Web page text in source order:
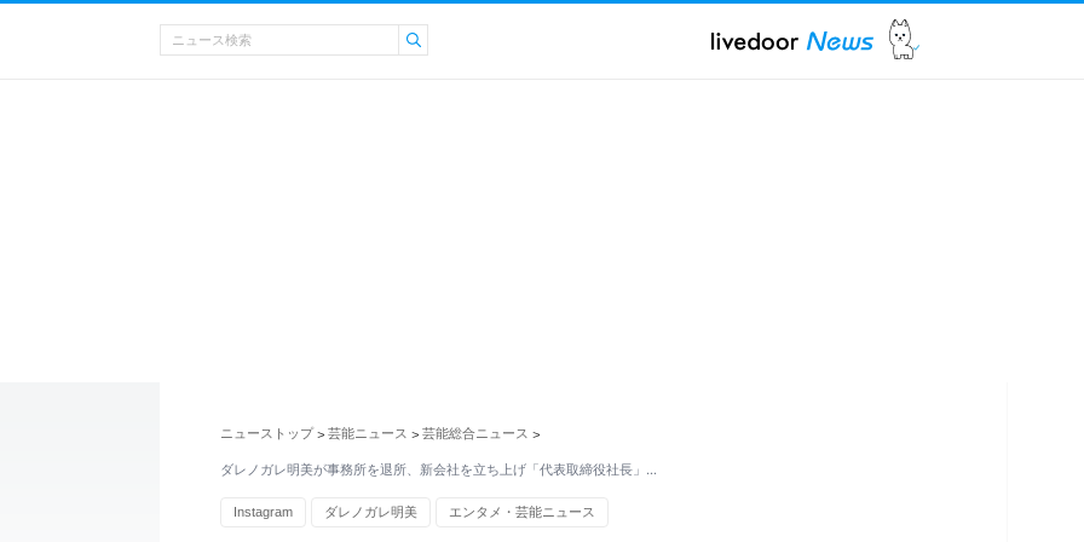
ニューストップ > 芸能ニュース > 芸能総合ニュース >
ダレノガレ明美が事務所を退所、新会社を立ち上げ「代表取締役社長」…
Instagram ダレノガレ明美 エンタメ・芸能ニュース